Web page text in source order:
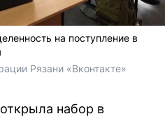
на поступление в
Рязани «Вконтакте»
набор в